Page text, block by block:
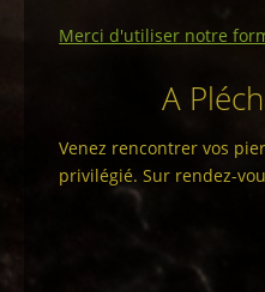
Merci d'utiliser notre
A
Venez rencontrer vos
privilégié. Sur rendez-